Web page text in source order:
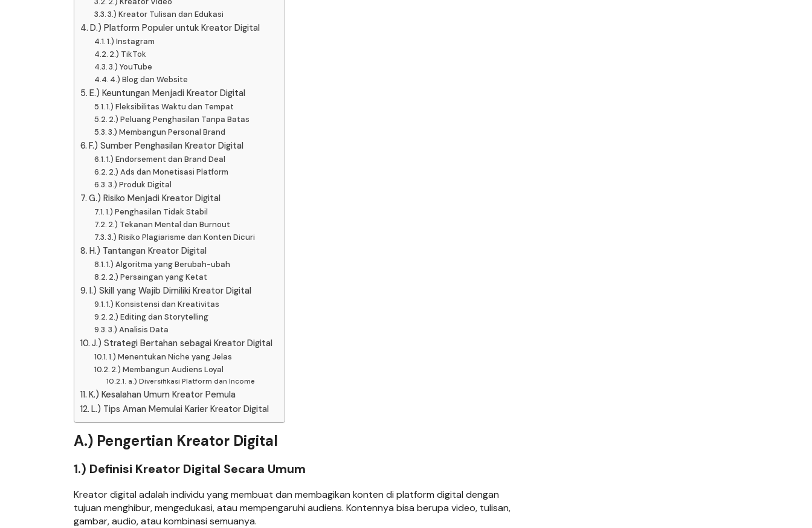
3.) Kreator Tulisan dan Edukasi
D.) Platform Populer untuk Kreator Digital
1.) Instagram
2.) TikTok
3.) YouTube
4.) Blog dan Website
E.) Keuntungan Menjadi Kreator Digital
1.) Fleksibilitas Waktu dan Tempat
2.) Peluang Penghasilan Tanpa Batas
3.) Membangun Personal Brand
F.) Sumber Penghasilan Kreator Digital
1.) Endorsement dan Brand Deal
2.) Ads dan Monetisasi Platform
3.) Produk Digital
G.) Risiko Menjadi Kreator Digital
1.) Penghasilan Tidak Stabil
2.) Tekanan Mental dan Burnout
3.) Risiko Plagiarisme dan Konten Dicuri
H.) Tantangan Kreator Digital
1.) Algoritma yang Berubah-ubah
2.) Persaingan yang Ketat
I.) Skill yang Wajib Dimiliki Kreator Digital
1.) Konsistensi dan Kreativitas
2.) Editing dan Storytelling
3.) Analisis Data
J.) Strategi Bertahan sebagai Kreator Digital
1.) Menentukan Niche yang Jelas
2.) Membangun Audiens Loyal
a.) Diversifikasi Platform dan Income
K.) Kesalahan Umum Kreator Pemula
L.) Tips Aman Memulai Karier Kreator Digital
A.) Pengertian Kreator Digital
1.) Definisi Kreator Digital Secara Umum
Kreator digital adalah individu yang membuat dan membagikan konten di platform digital dengan
tujuan menghibur, mengedukasi, atau mempengaruhi audiens. Kontennya bisa berupa video, tulisan,
gambar, audio, atau kombinasi semuanya.